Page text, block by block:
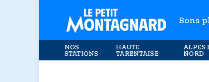
Bons
NOS
STATIONS
HAUTE
TARENTAISE
ALPES
NORD